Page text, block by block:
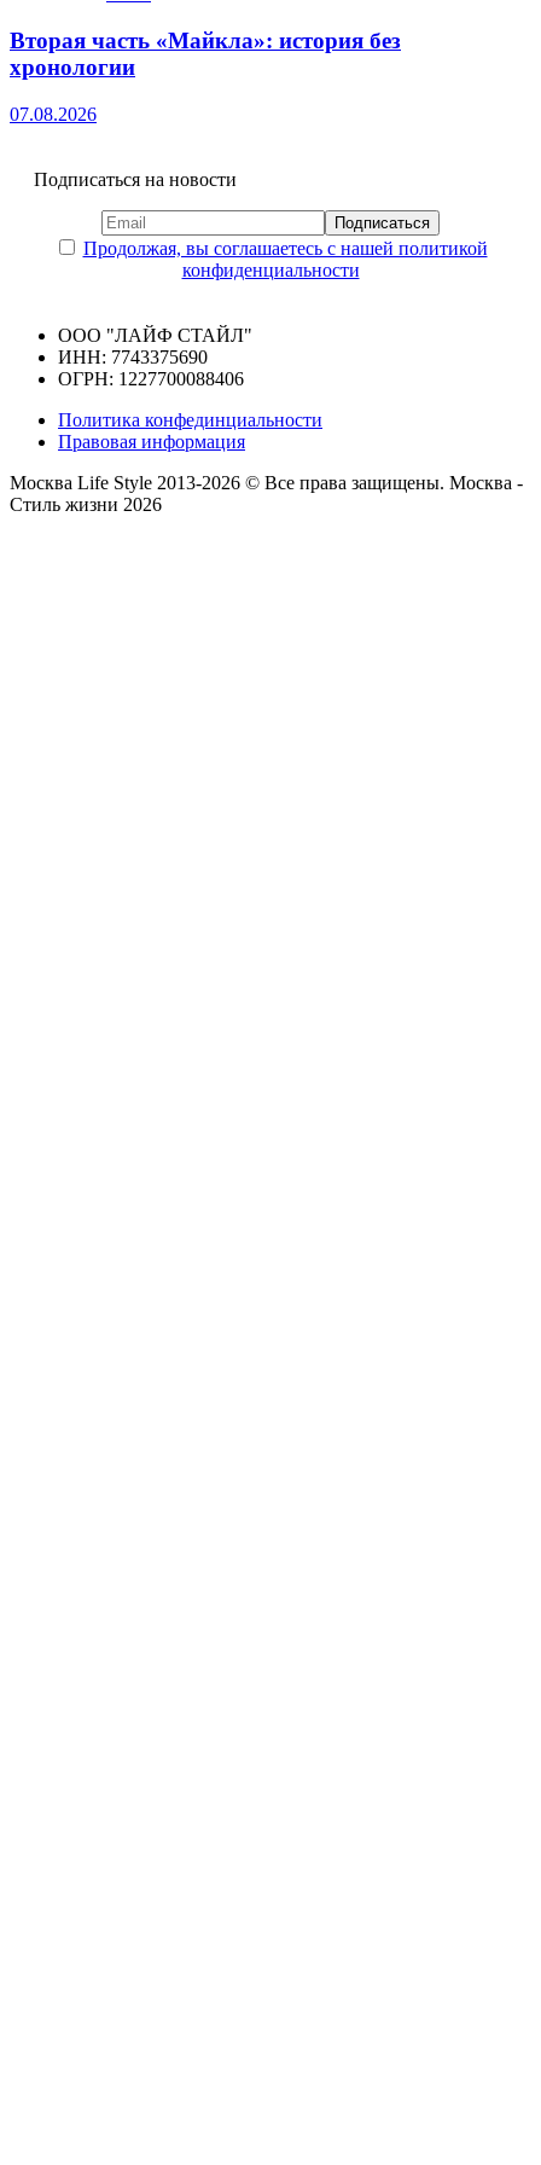
Вторая часть «Майкла»: история без
хронологии
07.08.2026
Подписаться на новости
Продолжая, вы соглашаетесь с нашей политикой
конфиденциальности
ООО "ЛАЙФ СТАЙЛ"
ИНН: 7743375690
ОГРН: 1227700088406
Политика конфединциальности
Правовая информация
Москва Life Style 2013-2026 © Все права защищены. Москва -
Стиль жизни 2026